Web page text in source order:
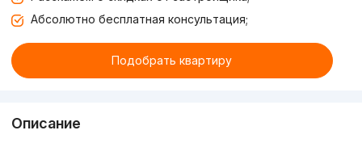
Абсолютно бесплатная консультация;
Подобрать квартиру
Описание